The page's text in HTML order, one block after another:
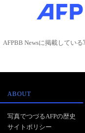
AFPBB Newsに掲載してい
ABOUT
写真でつづるAFPの歴史
サイトポリシー